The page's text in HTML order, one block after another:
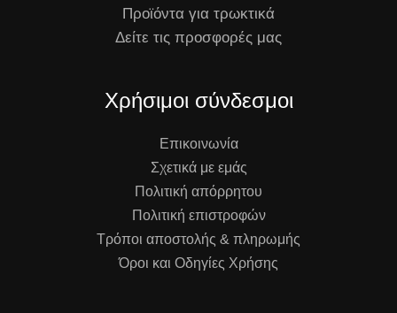
Προϊόντα για τρωκτικά
Δείτε τις προσφορές μας
Χρήσιμοι σύνδεσμοι
Επικοινωνία
Σχετικά με εμάς
Πολιτική απόρρητου
Πολιτική επιστροφών
Τρόποι αποστολής & πληρωμής
Όροι και Οδηγίες Χρήσης